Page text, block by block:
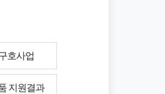
호사업
지원결과